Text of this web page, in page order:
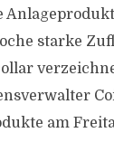
starke
am